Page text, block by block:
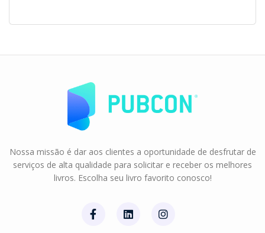
Nossa missão é dar aos clientes a oportunidade de desfrutar de
serviços de alta qualidade para solicitar e receber os melhores
livros. Escolha seu livro favorito conosco!